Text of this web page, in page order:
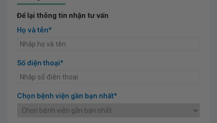
Để lại thông tin nhận tư vấn
Họ và tên*
Số điện thoại*
Chọn bệnh viện gần bạn nhất*